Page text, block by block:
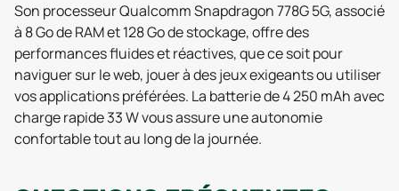
Son processeur Qualcomm Snapdragon 778G 5G, associé
à 8 Go de RAM et 128 Go de stockage, offre des
performances fluides et réactives, que ce soit pour
naviguer sur le web, jouer à des jeux exigeants ou utiliser
vos applications préférées. La batterie de 4 250 mAh avec
charge rapide 33 W vous assure une autonomie
confortable tout au long de la journée.